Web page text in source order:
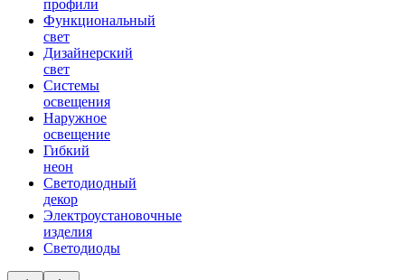
профили
Функциональный
свет
Дизайнерский
свет
Системы
освещения
Наружное
освещение
Гибкий
неон
Светодиодный
декор
Электроустановочные
изделия
Светодиоды